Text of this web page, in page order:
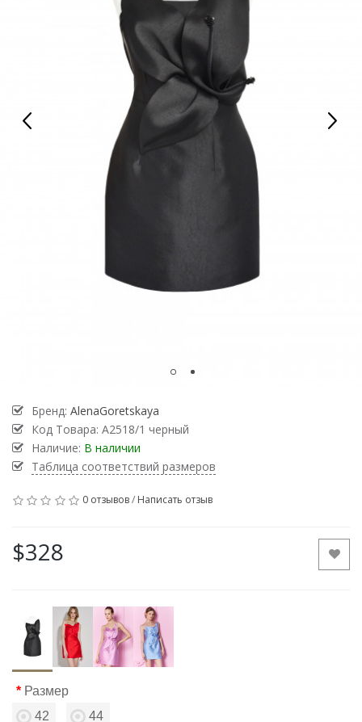
Бренд: AlenaGoretskaya
Код Товара: А2518/1 черный
Наличие: В наличии
Таблица соответствий размеров
0 отзывов/ Написать отзыв
$328
Размер
42
44